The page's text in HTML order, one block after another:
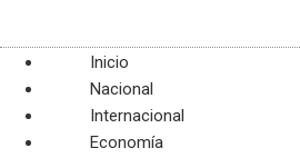
Inicio
Nacional
Internacional
Economía